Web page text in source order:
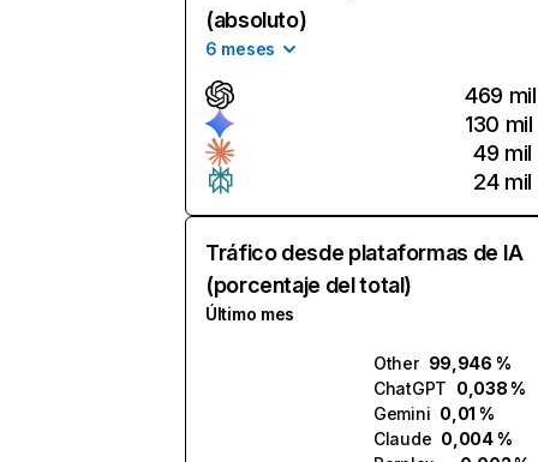
(absoluto)
6 meses
469 mil
130 mil
49 mil
24 mil
Tráfico desde plataformas de IA
(porcentaje del total)
Último mes
Other 99,946 %
ChatGPT 0,038 %
Gemini 0,01 %
Claude 0,004 %